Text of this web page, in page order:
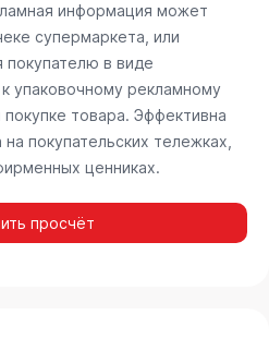
информация может
супермаркета, или
покупателю в виде
упаковочному рекламному
товара. Эффективна
покупательских тележках,
ценниках.
просчёт